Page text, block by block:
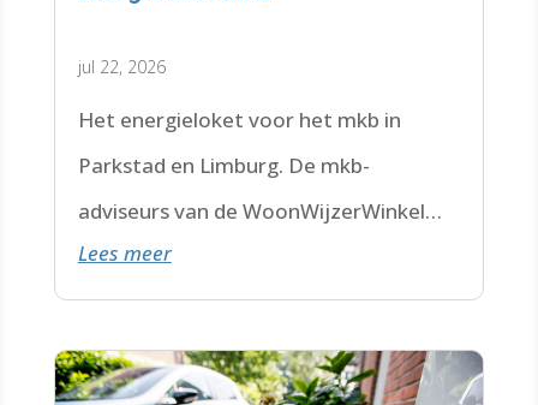
jul 22, 2026
Het energieloket voor het mkb in
Parkstad en Limburg. De mkb-
adviseurs van de WoonWijzerWinkel
Limburg staan voor je klaar.
Lees meer